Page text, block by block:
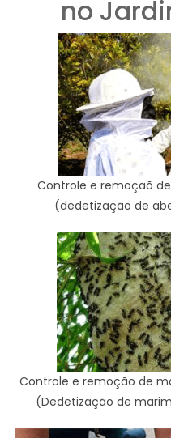
no
Controle e remoçaõ
(dedetização de
Controle e remoção de
(Dedetização de